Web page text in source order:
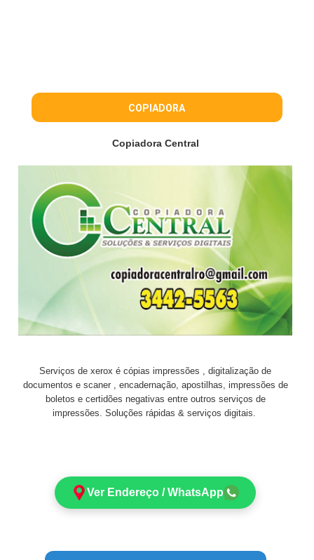
COPIADORA
Copiadora Central
Serviços de xerox é cópias impressões , digitalização de
documentos e scaner , encadernação, apostilhas, impressões de
boletos e certidões negativas entre outros serviços de
impressões. Soluções rápidas & serviços digitais.
Ver Endereço / WhatsApp